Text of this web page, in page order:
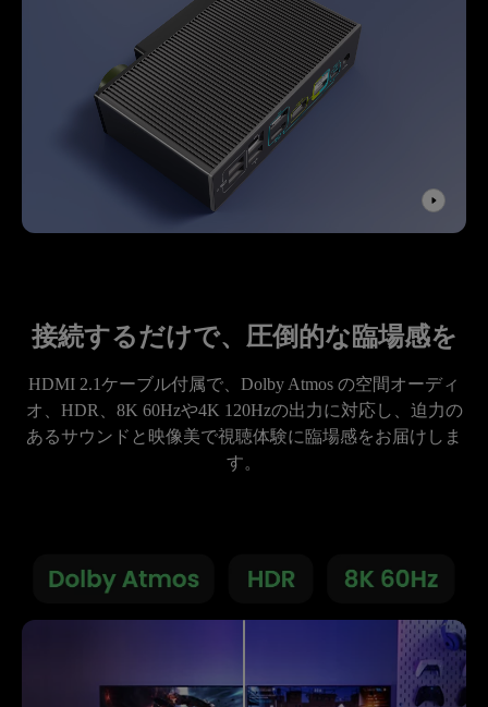
接続するだけで、圧倒的な臨場感を
HDMI 2.1ケーブル付属で、Dolby Atmos の空間オーディ
オ、HDR、8K 60Hzや4K 120Hzの出力に対応し、迫力の
あるサウンドと映像美で視聴体験に臨場感をお届けしま
す。